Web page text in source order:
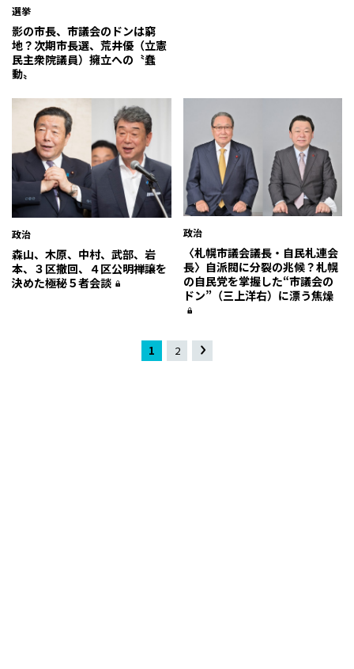
選挙
影の市長、市議会のドンは窮
地？次期市長選、荒井優（立憲
民主衆院議員）擁立への〝蠢
動〟
政治
森山、木原、中村、武部、岩
本、３区撤回、４区公明禅譲を
決めた極秘５者会談
政治
〈札幌市議会議長・自民札連会
長〉自派閥に分裂の兆候？札幌
の自民党を掌握した“市議会の
ドン”（三上洋右）に漂う焦燥
1 2 »